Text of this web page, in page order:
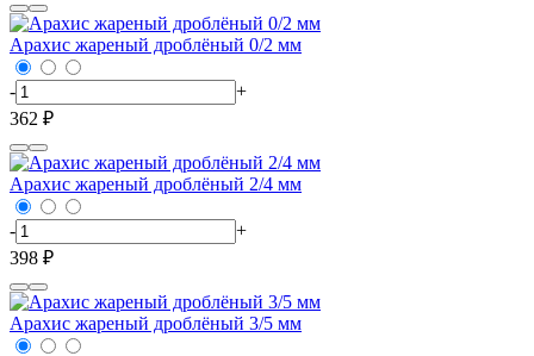
Арахис жареный дроблёный 0/2 мм
-
+
362 ₽
Арахис жареный дроблёный 2/4 мм
-
+
398 ₽
Арахис жареный дроблёный 3/5 мм